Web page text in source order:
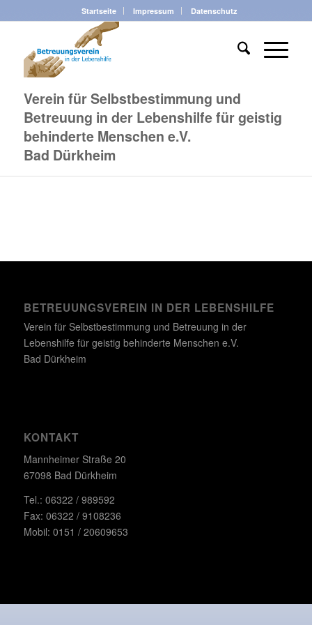
Startseite Impressum Datenschutz
Verein für Selbstbestimmung und
Betreuung in der Lebenshilfe für geistig
behinderte Menschen e.V.
Bad Dürkheim
BETREUUNGSVEREIN IN DER LEBENSHILFE
Verein für Selbstbestimmung und Betreuung in der
Lebenshilfe für geistig behinderte Menschen e.V.
Bad Dürkheim
KONTAKT
Mannheimer Straße 20
67098 Bad Dürkheim
Tel.: 06322 / 989592
Fax: 06322 / 9108236
Mobil: 0151 / 20609653